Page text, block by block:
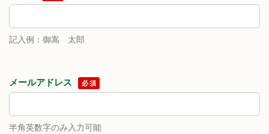
記入例：御嵩 太郎
メールアドレス 必須
半角英数字のみ入力可能